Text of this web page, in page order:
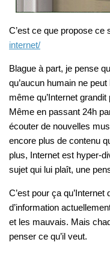
C’est ce que propose ce
internet/
Blague à part, je pense
qu’aucun humain ne
même qu’Internet
Même en passant 24h
écouter de nouvelles
encore plus de contenu
plus, Internet est hyper-
sujet qui lui plaît, une
C’est pour ça
d’information
et les mauvais. Mais
penser ce qu’il veut.